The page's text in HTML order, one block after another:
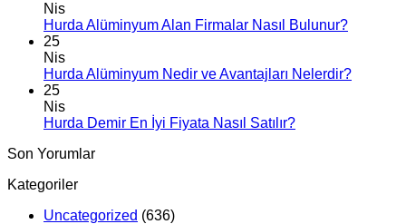
Nis
Hurda Alüminyum Alan Firmalar Nasıl Bulunur?
25
Nis
Hurda Alüminyum Nedir ve Avantajları Nelerdir?
25
Nis
Hurda Demir En İyi Fiyata Nasıl Satılır?
Son Yorumlar
Kategoriler
Uncategorized (636)